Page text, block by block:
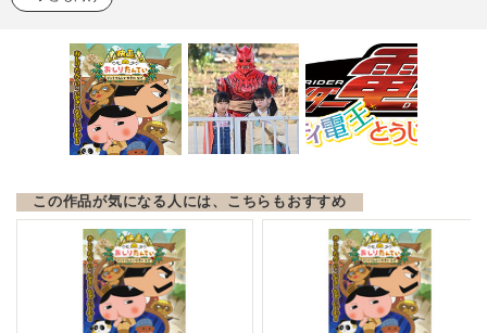
この作品が気になる人には、こちらもおすすめ